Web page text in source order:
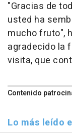
"Gracias de
usted ha
mucho fruto",
agradecido la
visita, que
Contenido
Lo más leído